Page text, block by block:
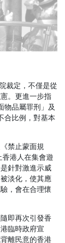
裁定，不僅是從
。更進一步指
物品屬罪刑」及
合比例，對基本
禁止蒙面規
香港人在集會遊
是針對激進示威
淡化，使其應
，會在合理懷
即再次引發香
臨時政府宣
離民意的香港